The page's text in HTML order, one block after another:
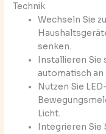
Technik
Wechseln Sie
senken.
Installieren
automatisch an
Nutzen Sie
Licht.
Integrieren Sie